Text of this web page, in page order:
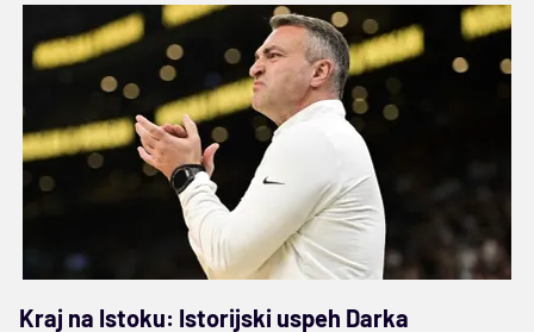
Kraj na Istoku: Istorijski uspeh Darka